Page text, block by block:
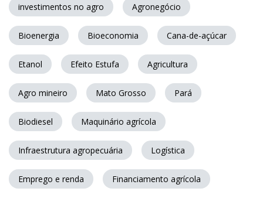
investimentos no agro Agronegócio
Bioenergia Bioeconomia Cana-de-açúcar
Etanol Efeito Estufa Agricultura
Agro mineiro Mato Grosso Pará
Biodiesel Maquinário agrícola
Infraestrutura agropecuária Logística
Emprego e renda Financiamento agrícola